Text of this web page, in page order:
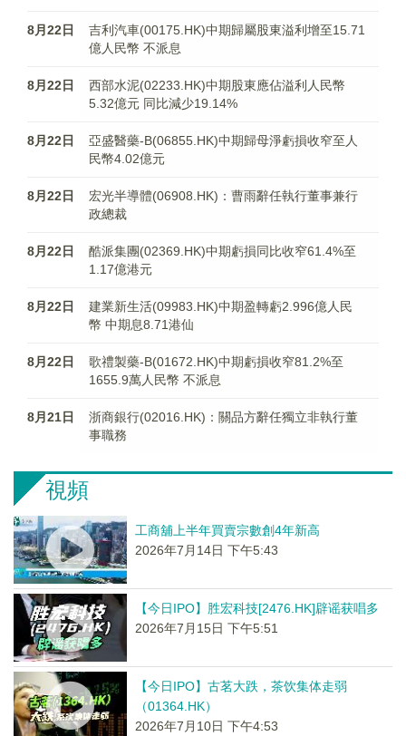
8月22日
吉利汽車(00175.HK)中期歸屬股東溢利增至15.71
億人民幣 不派息
8月22日
西部水泥(02233.HK)中期股東應佔溢利人民幣
5.32億元 同比減少19.14%
8月22日
亞盛醫藥-B(06855.HK)中期歸母淨虧損收窄至人
民幣4.02億元
8月22日
宏光半導體(06908.HK)：曹雨辭任執行董事兼行
政總裁
8月22日
酷派集團(02369.HK)中期虧損同比收窄61.4%至
1.17億港元
8月22日
建業新生活(09983.HK)中期盈轉虧2.996億人民
幣 中期息8.71港仙
8月22日
歌禮製藥-B(01672.HK)中期虧損收窄81.2%至
1655.9萬人民幣 不派息
8月21日
浙商銀行(02016.HK)：關品方辭任獨立非執行董
事職務
視頻
工商舖上半年買賣宗數創4年新高
2026年7月14日 下午5:43
【今日IPO】胜宏科技[2476.HK]辟谣获唱多
2026年7月15日 下午5:51
【今日IPO】古茗大跌，茶饮集体走弱
（01364.HK）
2026年7月10日 下午4:53